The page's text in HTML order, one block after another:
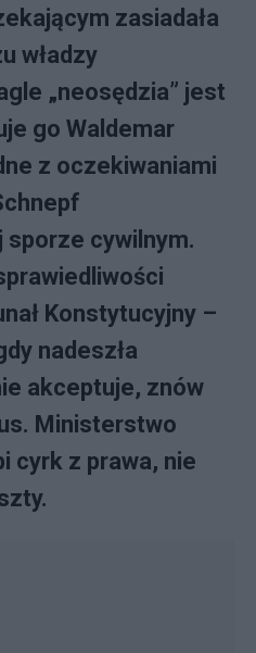
zasiadała
władzy
„neosędzia” jest
go Waldemar
z oczekiwaniami
sporze cywilnym.
Konstytucyjny –
nadeszła
akceptuje, znów
Ministerstwo
cyrk z prawa, nie